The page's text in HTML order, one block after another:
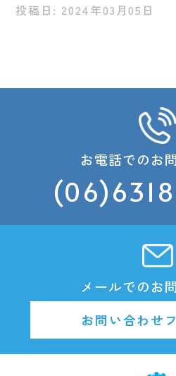
投稿日: 2024年03月05日
お電話でのお
メールでのお
お問い合わせ